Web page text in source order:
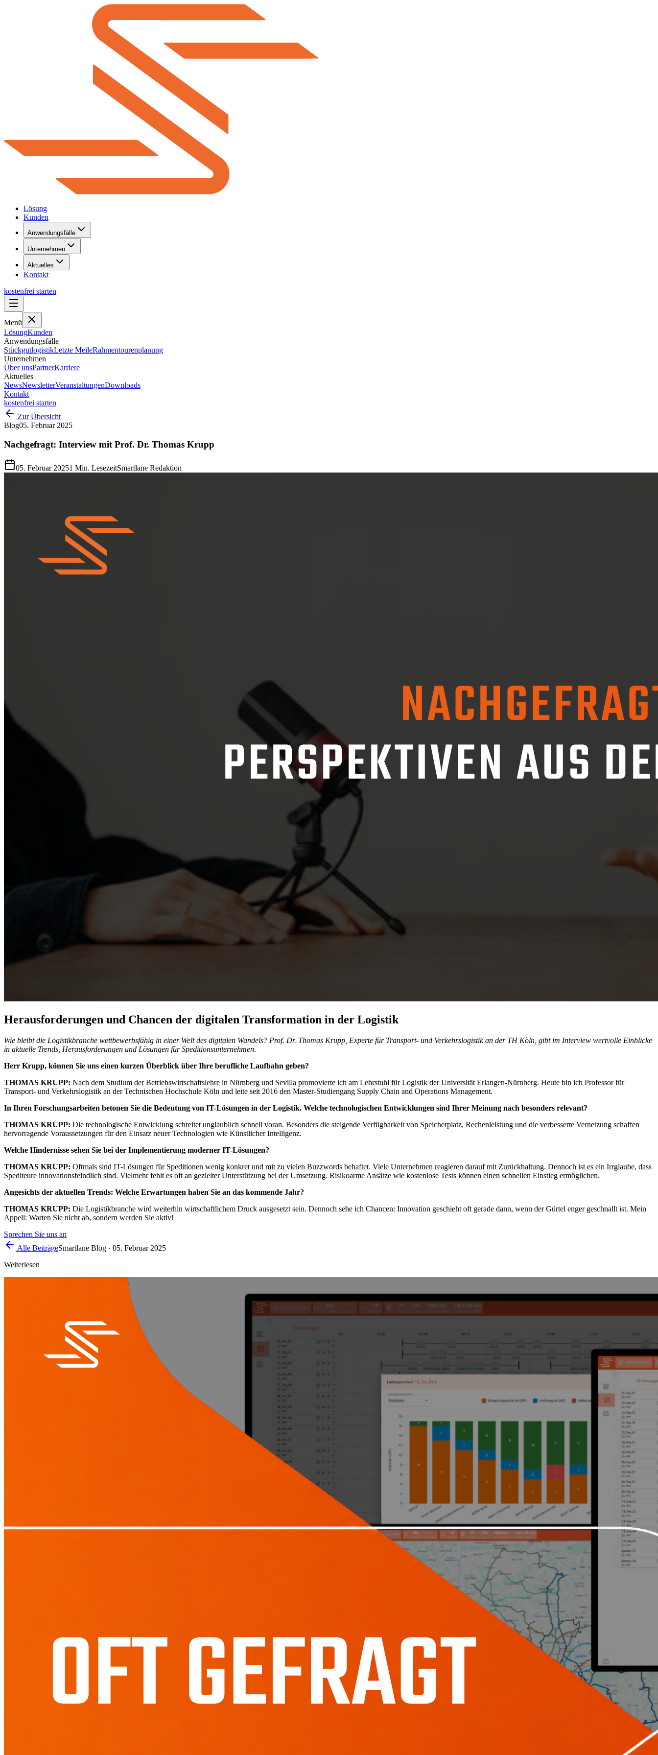
Lösung
Kunden
Anwendungsfälle
Unternehmen
Aktuelles
Kontakt
kostenfrei starten
Menü
LösungKunden
Anwendungsfälle
StückgutlogistikLetzte MeileRahmentourenplanung
Unternehmen
Über unsPartnerKarriere
Aktuelles
NewsNewsletterVeranstaltungenDownloads
Kontakt
kostenfrei starten
Zur Übersicht
Blog05. Februar 2025
Nachgefragt: Interview mit Prof. Dr. Thomas Krupp
05. Februar 20251 Min. LesezeitSmartlane Redaktion
Herausforderungen und Chancen der digitalen Transformation in der Logistik
Wie bleibt die Logistikbranche wettbewerbsfähig in einer Welt des digitalen Wandels? Prof. Dr. Thomas Krupp, Experte für Transport- und Verkehrslogistik an der TH Köln, gibt im Interview wertvolle Einblicke
in aktuelle Trends, Herausforderungen und Lösungen für Speditionsunternehmen.
Herr Krupp, können Sie uns einen kurzen Überblick über Ihre berufliche Laufbahn geben?
THOMAS KRUPP: Nach dem Studium der Betriebswirtschaftslehre in Nürnberg und Sevilla promovierte ich am Lehrstuhl für Logistik der Universität Erlangen-Nürnberg. Heute bin ich Professor für
Transport- und Verkehrslogistik an der Technischen Hochschule Köln und leite seit 2016 den Master-Studiengang Supply Chain and Operations Management.
In Ihren Forschungsarbeiten betonen Sie die Bedeutung von IT-Lösungen in der Logistik. Welche technologischen Entwicklungen sind Ihrer Meinung nach besonders relevant?
THOMAS KRUPP: Die technologische Entwicklung schreitet unglaublich schnell voran. Besonders die steigende Verfügbarkeit von Speicherplatz, Rechenleistung und die verbesserte Vernetzung schaffen
hervorragende Voraussetzungen für den Einsatz neuer Technologien wie Künstlicher Intelligenz.
Welche Hindernisse sehen Sie bei der Implementierung moderner IT-Lösungen?
THOMAS KRUPP: Oftmals sind IT-Lösungen für Speditionen wenig konkret und mit zu vielen Buzzwords behaftet. Viele Unternehmen reagieren darauf mit Zurückhaltung. Dennoch ist es ein Irrglaube, dass
Spediteure innovationsfeindlich sind. Vielmehr fehlt es oft an gezielter Unterstützung bei der Umsetzung. Risikoarme Ansätze wie kostenlose Tests können einen schnellen Einstieg ermöglichen.
Angesichts der aktuellen Trends: Welche Erwartungen haben Sie an das kommende Jahr?
THOMAS KRUPP: Die Logistikbranche wird weiterhin wirtschaftlichem Druck ausgesetzt sein. Dennoch sehe ich Chancen: Innovation geschieht oft gerade dann, wenn der Gürtel enger geschnallt ist. Mein
Appell: Warten Sie nicht ab, sondern werden Sie aktiv!
Sprechen Sie uns an
Alle BeiträgeSmartlane Blog · 05. Februar 2025
Weiterlesen